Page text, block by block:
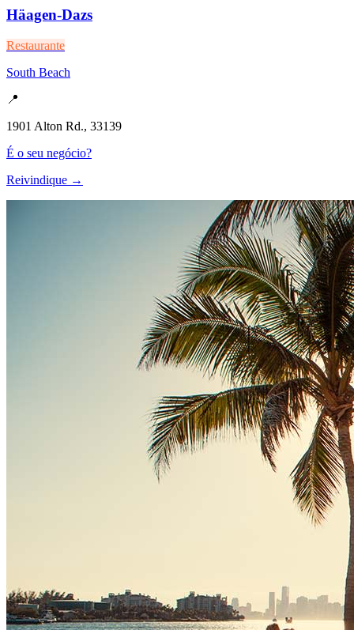
Häagen-Dazs
Restaurante
South Beach
📍
1901 Alton Rd., 33139
É o seu negócio?
Reivindique →